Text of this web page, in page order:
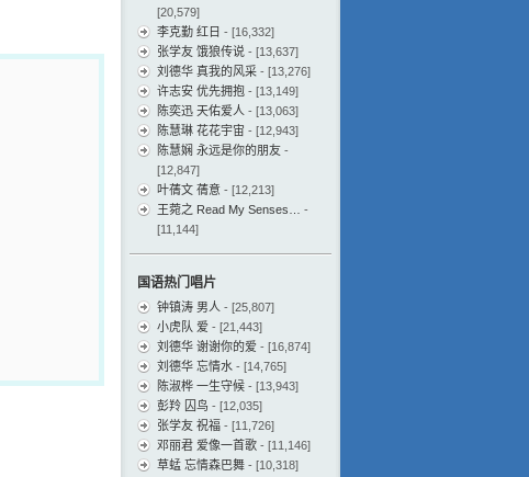
[20,579]
李克勤 红日 - [16,332]
张学友 饿狼传说 - [13,637]
刘德华 真我的风采 - [13,276]
许志安 优先拥抱 - [13,149]
陈奕迅 天佑爱人 - [13,063]
陈慧琳 花花宇宙 - [12,943]
陈慧娴 永远是你的朋友 -
[12,847]
叶蒨文 蒨意 - [12,213]
王菀之 Read My Senses…
-
[11,144]
国语热门唱片
钟镇涛 男人 - [25,807]
小虎队 爱 - [21,443]
刘德华 谢谢你的爱 - [16,874]
刘德华 忘情水 - [14,765]
陈淑桦 一生守候 - [13,943]
彭羚 囚鸟 - [12,035]
张学友 祝福 - [11,726]
邓丽君 爱像一首歌 - [11,146]
草蜢 忘情森巴舞 - [10,318]